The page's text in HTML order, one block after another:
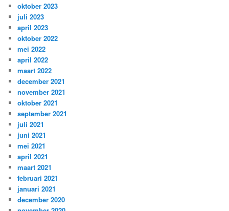
oktober 2023
juli 2023
april 2023
oktober 2022
mei 2022
april 2022
maart 2022
december 2021
november 2021
oktober 2021
september 2021
juli 2021
juni 2021
mei 2021
april 2021
maart 2021
februari 2021
januari 2021
december 2020